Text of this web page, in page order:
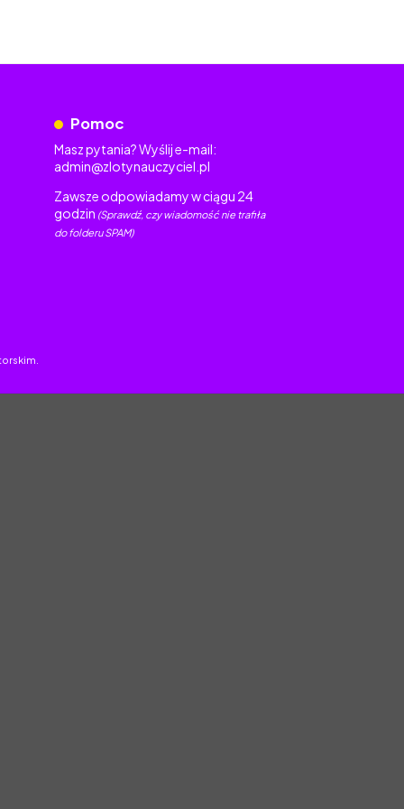
Pomoc
Masz pytania? Wyślij e-mail:
admin@zlotynauczyciel.pl
Zawsze odpowiadamy w ciągu 24
godzin (Sprawdź, czy wiadomość nie trafiła
do folderu SPAM)